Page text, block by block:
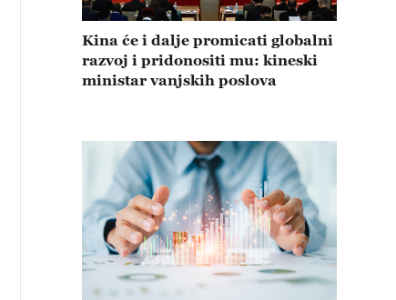
Kina će i dalje promicati globalni
razvoj i pridonositi mu: kineski
ministar vanjskih poslova